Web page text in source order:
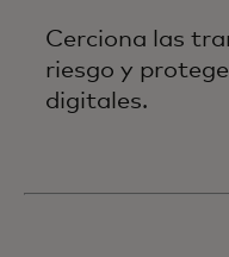
Cerciona las
riesgo y
digitales.